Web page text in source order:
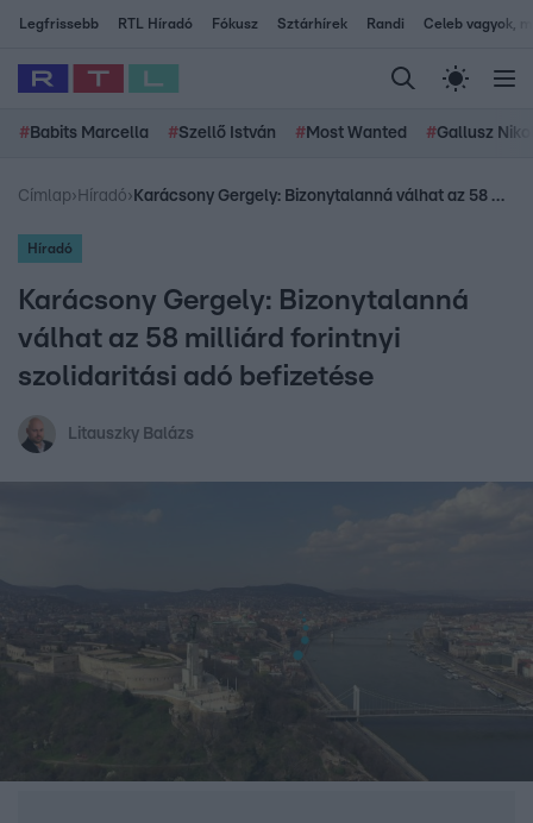
Legfrissebb RTL Híradó Fókusz Sztárhírek Randi Celeb vagyok,
# Babits Marcella #Szellő István # Most Wanted #Gallusz
Címlap› Híradó› Karácsony Gergely: Bizonytalanná válhat az 58 milliárd forintnyi szolidaritási adó befizetése
Híradó
Karácsony Gergely: Bizonytalanná
válhat az 58 milliárd forintnyi
szolidaritási adó befizetése
Litauszky Balázs